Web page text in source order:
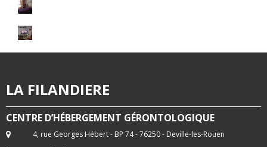
LA FILANDIERE
CENTRE D’HÉBERGEMENT GÉRONTOLOGIQUE
4, rue Georges Hébert - BP 74 - 76250 - Deville-les-Rouen